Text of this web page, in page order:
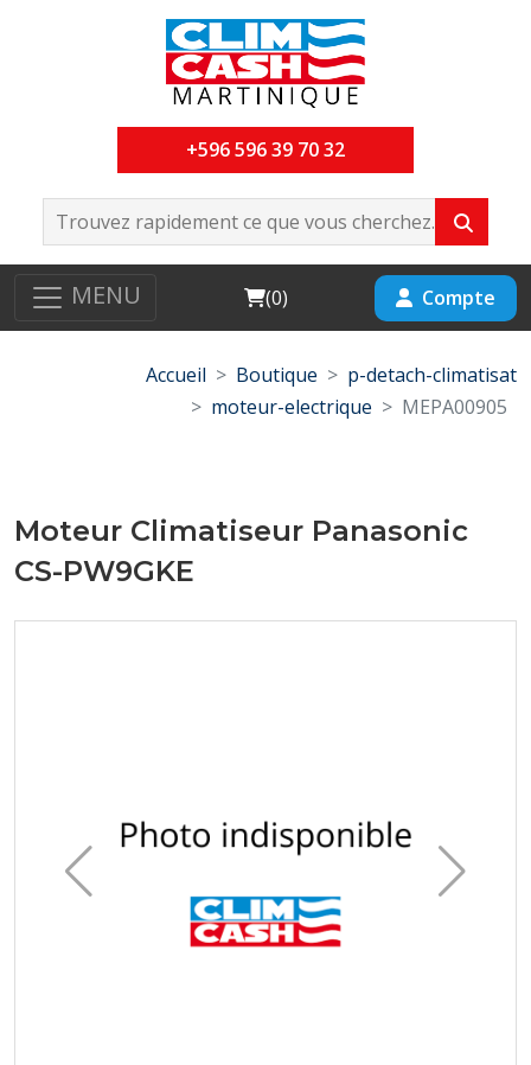
+596 596 39 70 32
MENU Cart
(0) Compte
Accueil Boutique
p-detach-climatisat
moteur-electrique
MEPA00905
Moteur Climatiseur Panasonic
CS-PW9GKE